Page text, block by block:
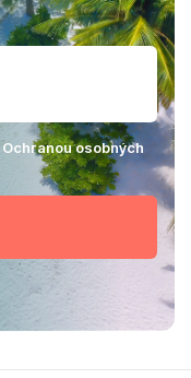
Ochranou osobných